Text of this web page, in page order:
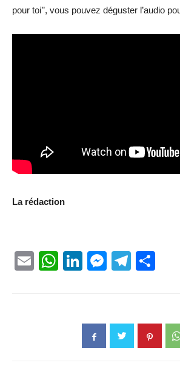
pour toi’’, vous pouvez déguster l’audio
La rédaction
EmailWhatsApp
LinkedIn